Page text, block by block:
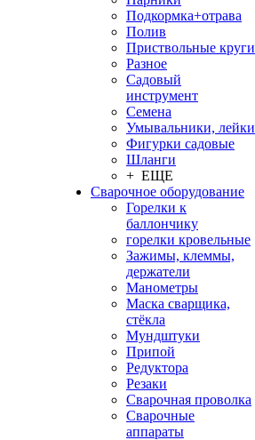
Подкормка+отрава
Полив
Приствольные круги
Разное
Садовый
инструмент
Семена
Умывальники, лейки
Фигурки садовые
Шланги
+ ЕЩЕ
Сварочное оборудование
Горелки к
баллончику
горелки кровельные
Зажимы, клеммы,
держатели
Манометры
Маска сварщика,
стёкла
Мундштуки
Припой
Редуктора
Резаки
Сварочная проволка
Сварочные
аппараты